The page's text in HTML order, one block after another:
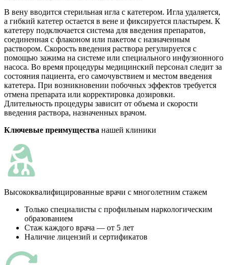
В вену вводится стерильная игла с катетером. Игла удаляется,
а гибкий катетер остается в вене и фиксируется пластырем. К
катетеру подключается система для введения препаратов,
соединенная с флаконом или пакетом с назначенным
раствором. Скорость введения раствора регулируется с
помощью зажима на системе или специального инфузионного
насоса. Во время процедуры медицинский персонал следит за
состояния пациента, его самочувствием и местом введения
катетера. При возникновении побочных эффектов требуется
отмена препарата или корректировка дозировки.
Длительность процедуры зависит от объема и скорости
введения раствора, назначенных врачом.
Ключевые преимущества нашей клиники
Высококвалифицированные врачи с многолетним стажем
Только специалисты с профильным наркологическим
образованием
Стаж каждого врача — от 5 лет
Наличие лицензий и сертификатов